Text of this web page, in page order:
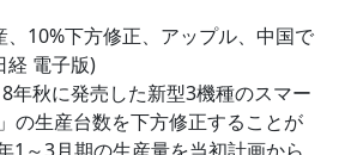
10%下方修正、アップル、中国で
経 電子版)
年秋に発売した新型3機種のスマー
の生産台数を下方修正することが